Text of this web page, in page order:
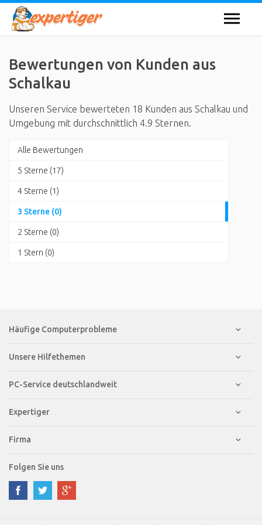
Bewertungen von Kunden aus
Schalkau
Unseren Service bewerteten 18 Kunden aus Schalkau und
Umgebung mit durchschnittlich 4.9 Sternen.
Alle Bewertungen
5 Sterne (17)
4 Sterne (1)
3 Sterne (0)
2 Sterne (0)
1 Stern (0)
Häufige Computerprobleme
Unsere Hilfethemen
PC-Service deutschlandweit
Expertiger
Firma
Folgen Sie uns